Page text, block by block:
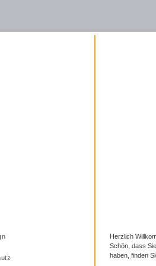
Herzlich
Schön, dass
haben, finden